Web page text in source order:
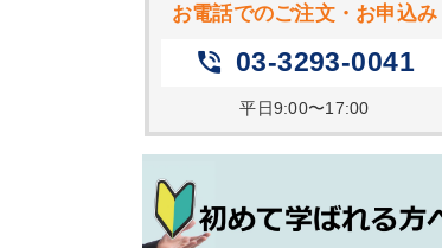
お電話でのご注文・お申込み
phone_in_talk 03-3293-0041
平日9:00〜17:00